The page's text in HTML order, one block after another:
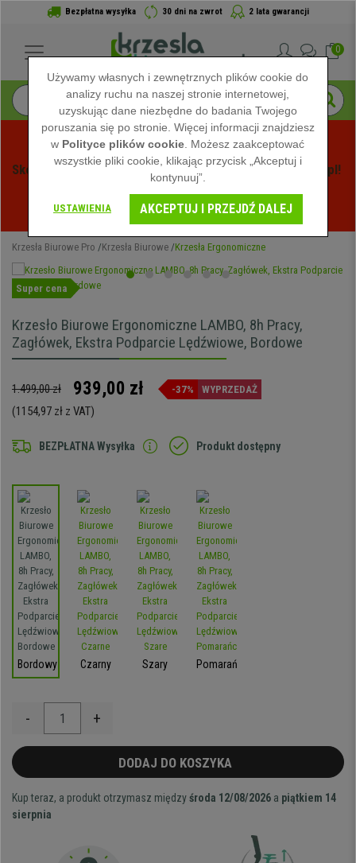
Bezpłatna wysyłka 30 dni na zwrot 2 lata gwarancji
0
Skorzystaj z Letnich Wyprzedaży na Krzeslabiurowepro.pl!
Zobacz oferty -
Krzesła Biurowe Pro Krzesła Biurowe Krzesła Ergonomiczne
Super cena
Krzesło Biurowe Ergonomiczne LAMBO, 8h Pracy,
Zagłówek, Ekstra Podparcie Lędźwiowe, Bordowe
1.499,00 zł 939,00 zł -37% WYPRZEDAŻ
(1154,97 zł z VAT)
BEZPŁATNA Wysyłka Produkt dostępny
Bordowy Czarny Szary Pomarańczowy
- +
DODAJ DO KOSZYKA
Kup teraz, a produkt otrzymasz międzyśroda 12/08/2026 a piątkiem 14
sierpnia
Używamy własnych i zewnętrznych plików cookie do
analizy ruchu na naszej stronie internetowej,
uzyskując dane niezbędne do badania Twojego
poruszania się po stronie. Więcej informacji znajdziesz
w Polityce plików cookie . Możesz zaakceptować
wszystkie pliki cookie, klikając przycisk „Akceptuj i
kontynuuj”.
USTAWIENIA AKCEPTUJ I PRZEJDŹ DALEJ